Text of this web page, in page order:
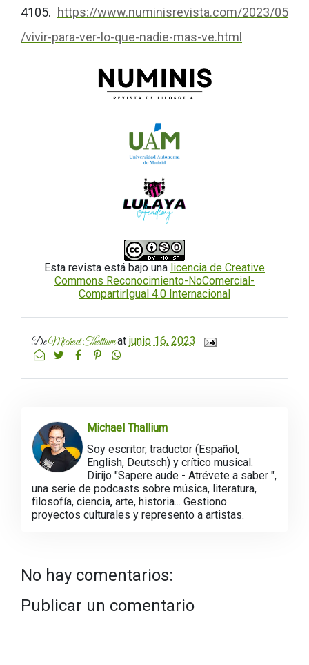
4105. https://www.numinisrevista.com/2023/05
/vivir-para-ver-lo-que-nadie-mas-ve.html
Esta revista está bajo una licencia de Creative
Commons Reconocimiento-NoComercial-
CompartirIgual 4.0 Internacional
DeMichael Thalliumat junio 16, 2023
Michael Thallium
Soy escritor, traductor (Español,
English, Deutsch) y crítico musical.
Dirijo "Sapere aude - Atrévete a saber ",
una serie de podcasts sobre música, literatura,
filosofía, ciencia, arte, historia... Gestiono
proyectos culturales y represento a artistas.
No hay comentarios:
Publicar un comentario